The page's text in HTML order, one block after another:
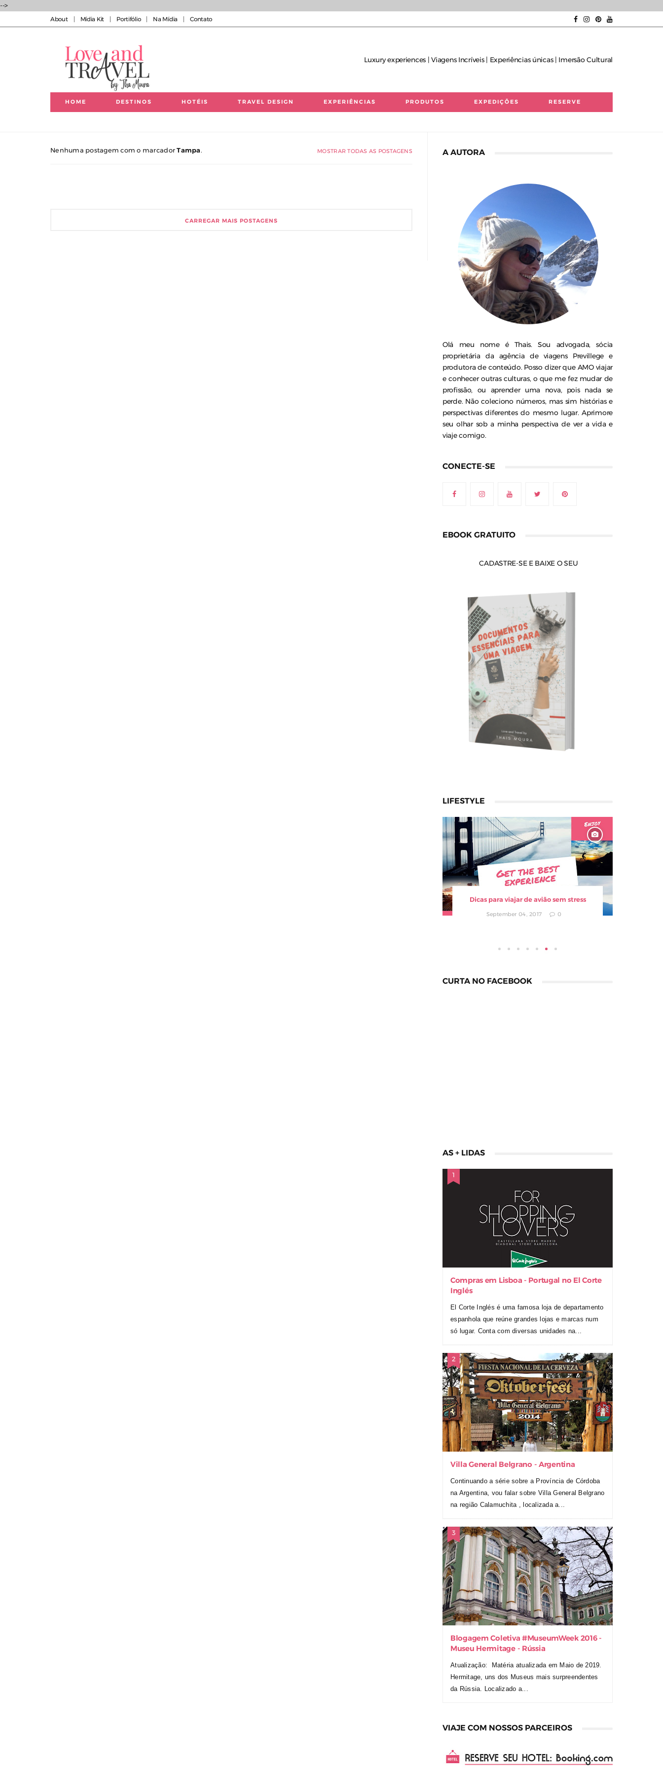
-->
About Mídia Kit Portifólio Na Mídia Contato
Luxury experiences | Viagens Incríveis | Experiências únicas | Imersão Cultural
HOME DESTINOS HOTÉIS TRAVEL DESIGN EXPERIÊNCIAS PRODUTOS EXPEDIÇÕES RESERVE
Nenhuma postagem com o marcadorTampa . MOSTRAR TODAS AS POSTAGENS
CARREGAR MAIS POSTAGENS
A AUTORA
Olá meu nome é Thais. Sou advogada, sócia
proprietária da agência de viagens Previllege e
produtora de conteúdo. Posso dizer que AMO viajar
e conhecer outras culturas, o que me fez mudar de
profissão, ou aprender uma nova, pois nada se
perde. Não coleciono números, mas sim histórias e
perspectivas diferentes do mesmo lugar. Aprimore
seu olhar sob a minha perspectiva de ver a vida e
viaje comigo.
CONECTE-SE
EBOOK GRATUITO
CADASTRE-SE E BAIXE O SEU
LIFESTYLE
Dicas para viajar de avião sem stress
September 04, 2017 0
CURTA NO FACEBOOK
AS + LIDAS
Compras em Lisboa - Portugal no El Corte
Inglés
El Corte Inglés é uma famosa loja de departamento
espanhola que reúne grandes lojas e marcas num
só lugar. Conta com diversas unidades na...
Villa General Belgrano - Argentina
Continuando a série sobre a Província de Córdoba
na Argentina, vou falar sobre Villa General Belgrano
na região Calamuchita , localizada a...
Blogagem Coletiva ‪#‎MuseumWeek‬ 2016 -
Museu Hermitage - Rússia
Atualização: Matéria atualizada em Maio de 2019.
Hermitage, uns dos Museus mais surpreendentes
da Rússia. Localizado a...
VIAJE COM NOSSOS PARCEIROS